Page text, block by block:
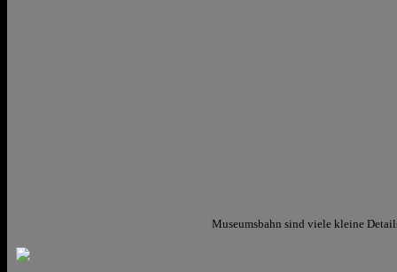
Museumsbahn sind viele kleine